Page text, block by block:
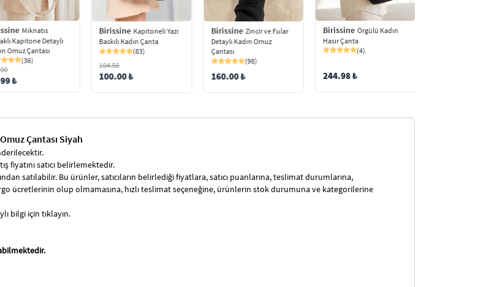
Mıknatıs
Kapitone Detaylı
Omuz Çantası
(36)
₺
Birissine Kapitoneli Yazı
Baskılı Kadın Çanta
(83)
104.50
100.00 ₺
Birissine Zincir ve Fular
Detaylı Kadın Omuz
Çantası
(98)
160.00 ₺
Birissine Örgülü Kadın
Hasır Çanta
(4)
244.98 ₺
Çantası Siyah
fiyatını satıcı belirlemektedir.
satılabilir. Bu ürünler, satıcıların belirlediği fiyatlara, satıcı puanlarına, teslimat durumlarına,
ücretlerinin olup olmamasına, hızlı teslimat seçeneğine, ürünlerin stok durumuna ve kategorilerine
bilgi için tıklayın.